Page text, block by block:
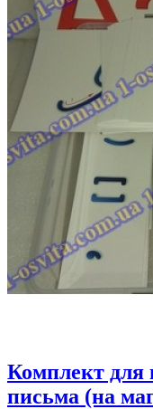
Комплект для
письма (на